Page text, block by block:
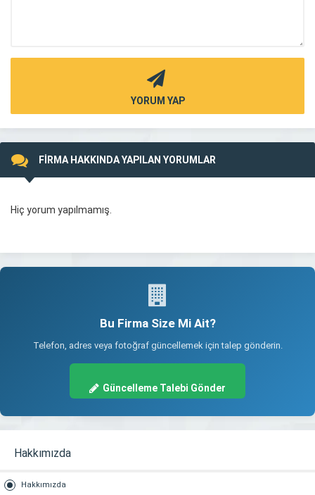
YORUM YAP
FİRMA HAKKINDA YAPILAN YORUMLAR
Hiç yorum yapılmamış.
Bu Firma Size Mi Ait?
Telefon, adres veya fotoğraf güncellemek için talep gönderin.
Güncelleme Talebi Gönder
Hakkımızda
Hakkımızda